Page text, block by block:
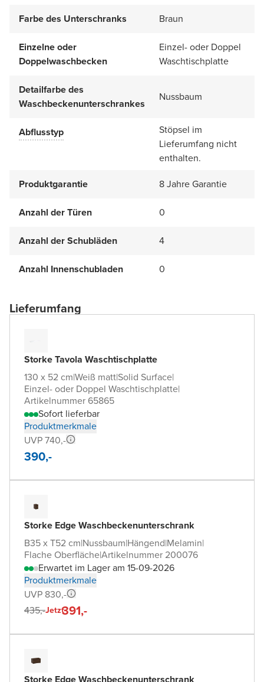
Farbe des Unterschranks
Braun
Einzelne oder
Doppelwaschbecken
Einzel- oder Doppel
Waschtischplatte
Detailfarbe des
Waschbeckenunterschrankes
Nussbaum
Abflusstyp
Stöpsel im
Lieferumfang nicht
enthalten.
Produktgarantie
8 Jahre Garantie
Anzahl der Türen 0
Anzahl der Schubläden 4
Anzahl Innenschubladen 0
Lieferumfang
Storke Tavola Waschtischplatte
130 x 52 cm|Weiß matt|Solid Surface|
Einzel- oder Doppel Waschtischplatte|
Artikelnummer 65865
Sofort lieferbar
Produktmerkmale
UVP 740,-
390,-
Storke Edge Waschbeckenunterschrank
B35 x T52 cm|Nussbaum|Hängend|Melamin|
Flache Oberfläche|Artikelnummer 200076
Erwartet im Lager am 15-09-2026
Produktmerkmale
UVP 830,-
435,-Jetzt391,-
Storke Edge Waschbeckenunterschrank